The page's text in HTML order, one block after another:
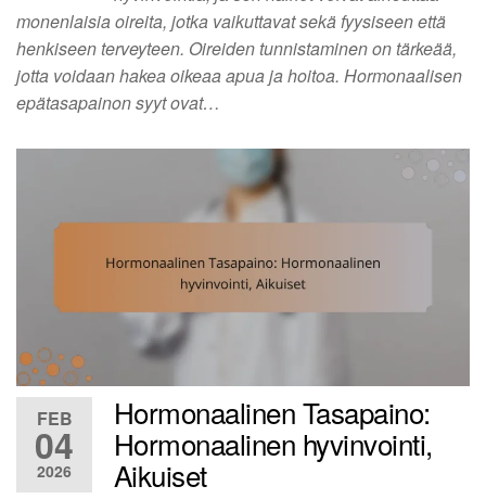
monenlaisia oireita, jotka vaikuttavat sekä fyysiseen että
henkiseen terveyteen. Oireiden tunnistaminen on tärkeää,
jotta voidaan hakea oikeaa apua ja hoitoa. Hormonaalisen
epätasapainon syyt ovat…
FEB
04
2026
Hormonaalinen Tasapaino:
Hormonaalinen hyvinvointi,
Aikuiset